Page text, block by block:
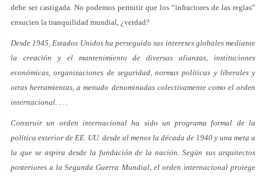
debe ser castigada. No podemos permitir que los “infractores de las reglas”
ensucien la tranquilidad mundial, ¿verdad?
Desde 1945, Estados Unidos ha perseguido sus intereses globales mediante
la creación y el mantenimiento de diversas alianzas, instituciones
económicas, organizaciones de seguridad, normas políticas y liberales y
otras herramientas, a menudo denominadas colectivamente como el orden
internacional. . . .
Construir un orden internacional ha sido un programa formal de la
política exterior de EE. UU. desde al menos la década de 1940 y una meta a
la que se aspira desde la fundación de la nación. Según sus arquitectos
posteriores a la Segunda Guerra Mundial, el orden internacional protege